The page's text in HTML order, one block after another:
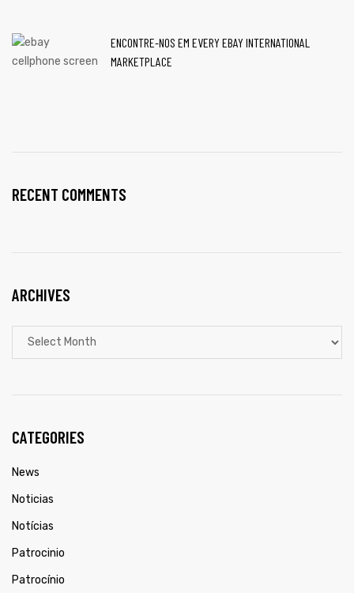
ENCONTRE-NOS EM EVERY EBAY INTERNATIONAL
MARKETPLACE
RECENT COMMENTS
ARCHIVES
CATEGORIES
News
Noticias
Notícias
Patrocinio
Patrocínio